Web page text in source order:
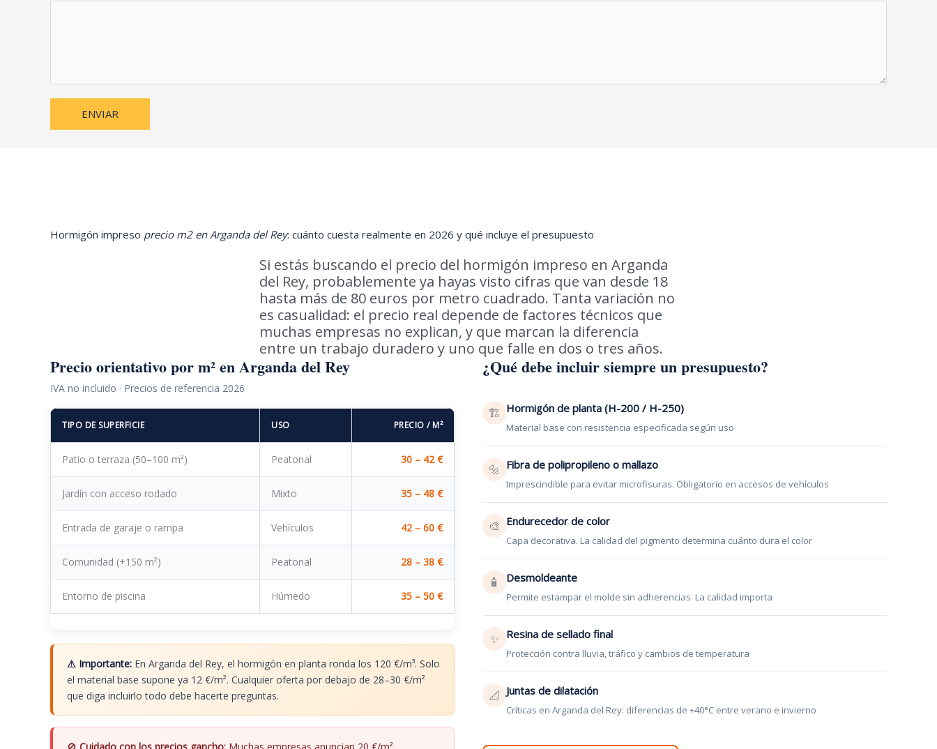
ENVIAR
Hormigón impreso precio m2 en Arganda del Rey: cuánto cuesta realmente en 2026 y qué incluye el presupuesto
Si estás buscando el precio del hormigón impreso en Arganda
del Rey, probablemente ya hayas visto cifras que van desde 18
hasta más de 80 euros por metro cuadrado. Tanta variación no
es casualidad: el precio real depende de factores técnicos que
muchas empresas no explican, y que marcan la diferencia
entre un trabajo duradero y uno que falle en dos o tres años.
Precio orientativo por m² en Arganda del Rey
IVA no incluido · Precios de referencia 2026
TIPO DE SUPERFICIE USO PRECIO / M²
Patio o terraza (50–100 m²) Peatonal 30 – 42 €
Jardín con acceso rodado Mixto 35 – 48 €
Entrada de garaje o rampa Vehículos 42 – 60 €
Comunidad (+150 m²) Peatonal 28 – 38 €
Entorno de piscina Húmedo 35 – 50 €
⚠ Importante: En Arganda del Rey, el hormigón en planta ronda los 120 €/m³. Solo
el material base supone ya 12 €/m². Cualquier oferta por debajo de 28–30 €/m²
que diga incluirlo todo debe hacerte preguntas.
🚫 Cuidado con los precios gancho: Muchas empresas anuncian 20 €/m²
¿Qué debe incluir siempre un presupuesto?
🏗 Hormigón de planta (H-200 / H-250)
Material base con resistencia especificada según uso
🔩 Fibra de polipropileno o mallazo
Imprescindible para evitar microfisuras. Obligatorio en accesos de vehículos
🎨 Endurecedor de color
Capa decorativa. La calidad del pigmento determina cuánto dura el color
🧴 Desmoldeante
Permite estampar el molde sin adherencias. La calidad importa
✨ Resina de sellado final
Protección contra lluvia, tráfico y cambios de temperatura
📐 Juntas de dilatación
Críticas en Arganda del Rey: diferencias de +40°C entre verano e invierno